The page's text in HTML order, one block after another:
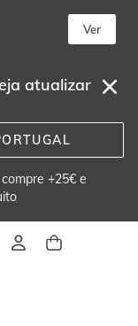
Ver
atualizar
+25€ e